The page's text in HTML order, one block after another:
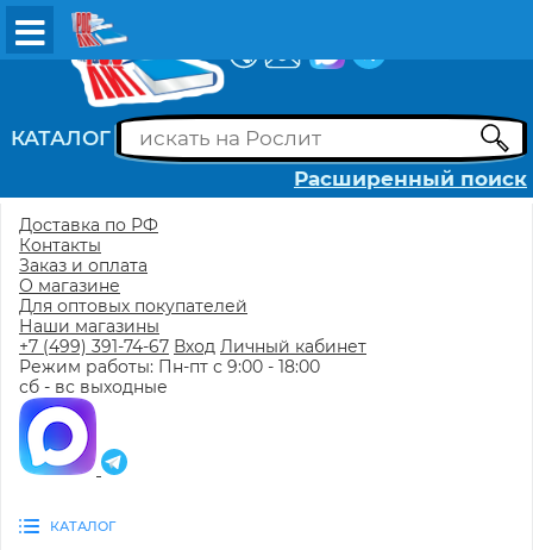
КАТАЛОГ
Расширенный поиск
Доставка по РФ
Контакты
Заказ и оплата
О магазине
Для оптовых покупателей
Наши магазины
+7 (499) 391-74-67 Вход Личный кабинет
Режим работы: Пн-пт с 9:00 - 18:00
сб - вс выходные
КАТАЛОГ